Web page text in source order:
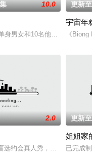
10.0
身男女和10名他们的母亲一
更新
宇宙年
《
2.0
选约会真人秀，展现多样爱
更新
姐姐家
已完成